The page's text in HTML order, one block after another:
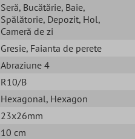
Seră, Bucătărie, Baie,
Spălătorie, Depozit, Hol,
Cameră de zi
Gresie, Faianta de perete
Abraziune 4
R10/B
Hexagonal, Hexagon
23x26mm
10 cm